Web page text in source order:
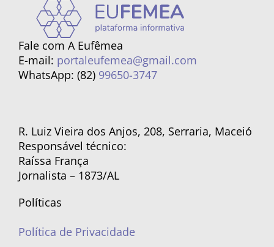
Fale com A Eufêmea
E-mail: portaleufemea@gmail.com
WhatsApp: (82) 99650-3747
R. Luiz Vieira dos Anjos, 208, Serraria, Maceió
Responsável técnico:
Raíssa França
Jornalista – 1873/AL
Políticas
Política de Privacidade